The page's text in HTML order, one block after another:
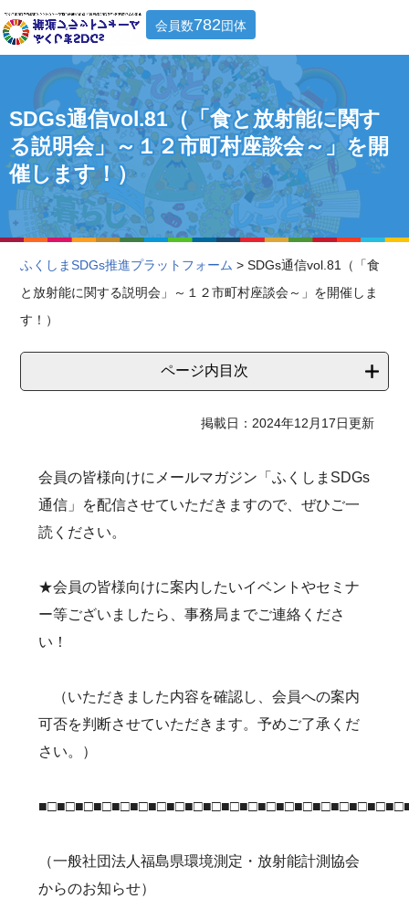
会員数782団体
SDGs通信vol.81（「食と放射能に関す
る説明会」～１２市町村座談会～」を開
催します！）
ふくしまSDGs推進プラットフォーム > SDGs通信vol.81（「食
と放射能に関する説明会」～１２市町村座談会～」を開催しま
す！）
ページ内目次
掲載日：2024年12月17日更新
会員の皆様向けにメールマガジン「ふくしまSDGs
通信」を配信させていただきますので、ぜひご一
読ください。
★会員の皆様向けに案内したいイベントやセミナ
ー等ございましたら、事務局までご連絡くださ
い！
（いただきました内容を確認し、会員への案内
可否を判断させていただきます。予めご了承くだ
さい。）
（一般社団法人福島県環境測定・放射能計測協会
からのお知らせ）